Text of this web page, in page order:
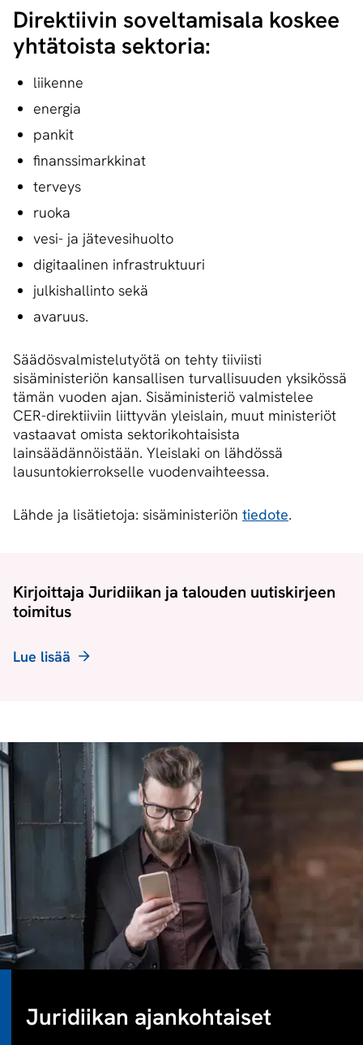
Direktiivin soveltamisala koskee
yhtätoista sektoria:
liikenne
energia
pankit
finanssimarkkinat
terveys
ruoka
vesi- ja jätevesihuolto
digitaalinen infrastruktuuri
julkishallinto sekä
avaruus.
Säädösvalmistelutyötä on tehty tiiviisti
sisäministeriön kansallisen turvallisuuden yksikössä
tämän vuoden ajan. Sisäministeriö valmistelee
CER-direktiiviin liittyvän yleislain, muut ministeriöt
vastaavat omista sektorikohtaisista
lainsäädännöistään. Yleislaki on lähdössä
lausuntokierrokselle vuodenvaihteessa.
Lähde ja lisätietoja: sisäministeriön tiedote.
Kirjoittaja Juridiikan ja talouden uutiskirjeen
toimitus
Lue lisää
Juridiikan ajankohtaiset